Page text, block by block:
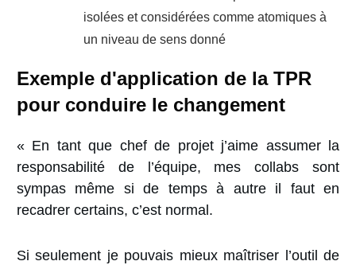
isolées et considérées comme atomiques à
un niveau de sens donné
Exemple d'application de la TPR
pour conduire le changement
« En tant que chef de projet j’aime assumer la
responsabilité de l’équipe, mes collabs sont
sympas même si de temps à autre il faut en
recadrer certains, c’est normal.
Si seulement je pouvais mieux maîtriser l’outil de